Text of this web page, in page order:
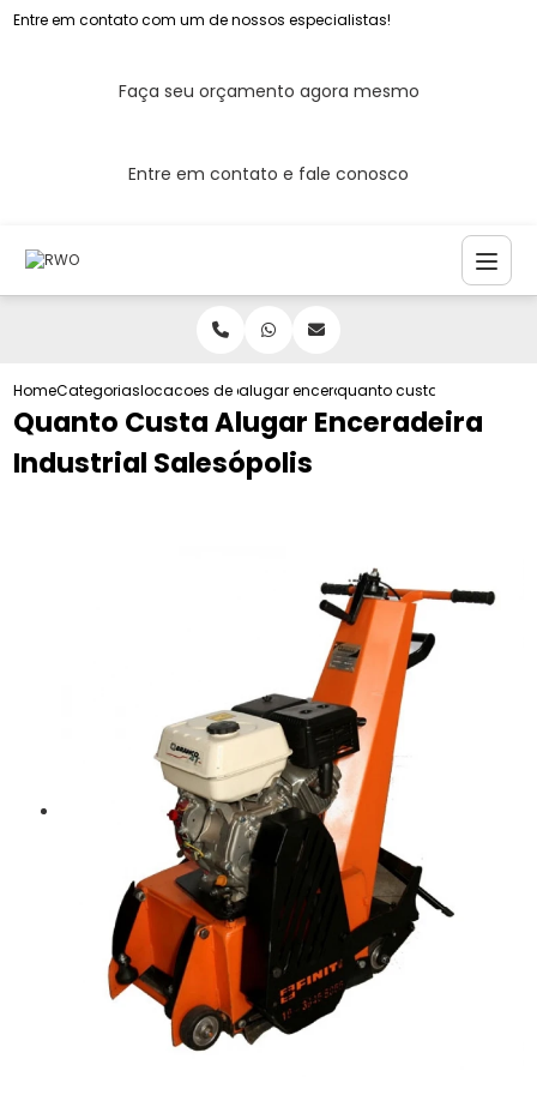
Entre em contato com um de nossos especialistas!
Faça seu orçamento agora mesmo
Entre em contato e fale conosco
HomeCategoriaslocacoes de enceradeiraalugar enceradeira industrial
quanto custa alugar
Quanto Custa Alugar Enceradeira
Industrial Salesópolis